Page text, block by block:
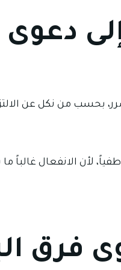
بحسب من نكل عن
لأن الانفعال غالباً ما
فرق